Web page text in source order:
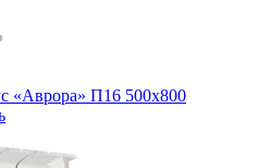
«Аврора» П16 500х800